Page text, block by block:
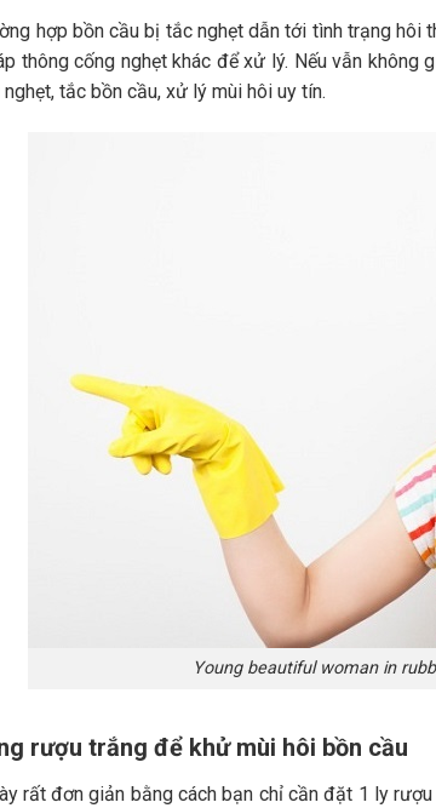
hợp bồn cầu bị tắc nghẹt dẫn tới tình trạng
thông cống nghẹt khác để xử lý. Nếu vẫn
tắc bồn cầu, xử lý mùi hôi uy tín.
Young beautiful woman in
rượu trắng để khử mùi hôi bồn cầu
rất đơn giản bằng cách bạn chỉ cần đặt 1 ly